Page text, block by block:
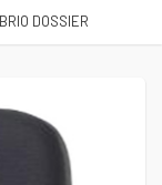
DOSSIER